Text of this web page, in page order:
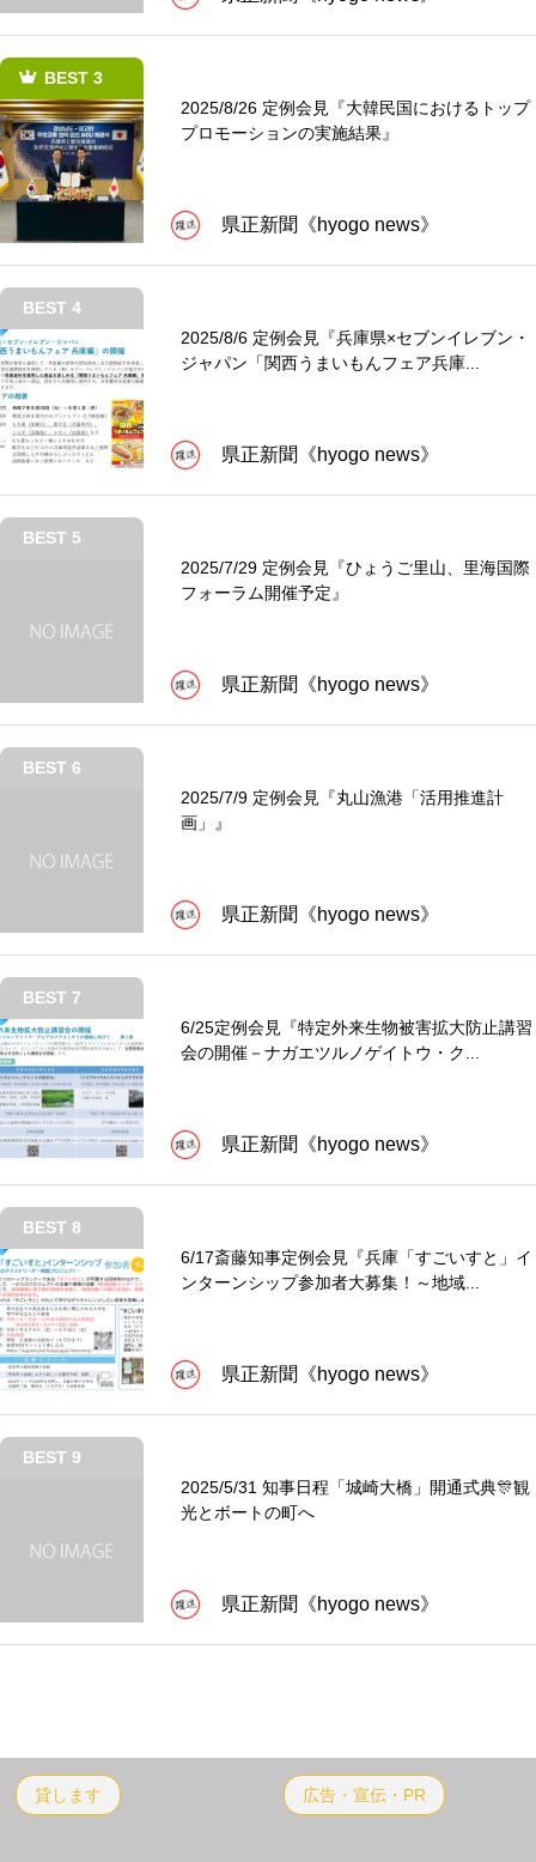
BEST 3
2025/8/26 定例会見『大韓民国におけるトップ
プロモーションの実施結果』
県正新聞《hyogo news》
BEST 4
2025/8/6 定例会見『兵庫県×セブンイレブン・
ジャパン「関西うまいもんフェア兵庫...
県正新聞《hyogo news》
BEST 5
2025/7/29 定例会見『ひょうご里山、里海国際
フォーラム開催予定』
県正新聞《hyogo news》
BEST 6
2025/7/9 定例会見『丸山漁港「活用推進計
画」』
県正新聞《hyogo news》
BEST 7
6/25定例会見『特定外来生物被害拡大防止講習
会の開催－ナガエツルノゲイトウ・ク...
県正新聞《hyogo news》
BEST 8
6/17斎藤知事定例会見『兵庫「すごいすと」イ
ンターンシップ参加者大募集！～地域...
県正新聞《hyogo news》
BEST 9
2025/5/31 知事日程「城崎大橋」開通式典🎊観
光とボートの町へ
県正新聞《hyogo news》
貸します 広告・宣伝・PR